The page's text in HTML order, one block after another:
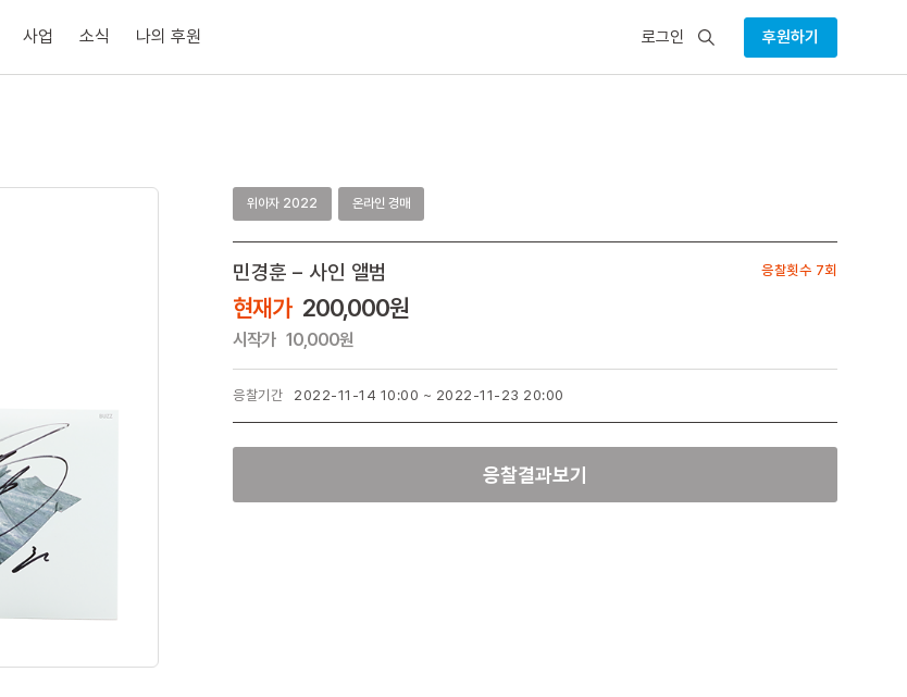
사업 소식 나의 후원 로그인
검
후원하기
위아자 2022 온라인 경매
민경훈 – 사인 앨범 응찰횟수 7회
현재가 200,000원
시작가 10,000원
응찰기간 2022-11-14 10:00 ~ 2022-11-23 20:00
응찰결과보기